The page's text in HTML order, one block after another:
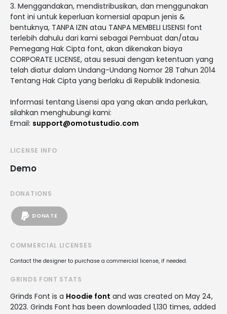
3. Menggandakan, mendistribusikan, dan menggunakan
font ini untuk keperluan komersial apapun jenis &
bentuknya, TANPA IZIN atau TANPA MEMBELI LISENSI font
terlebih dahulu dari kami sebagai Pembuat dan/atau
Pemegang Hak Cipta font, akan dikenakan biaya
CORPORATE LICENSE, atau sesuai dengan ketentuan yang
telah diatur dalam Undang-Undang Nomor 28 Tahun 2014
Tentang Hak Cipta yang berlaku di Republik Indonesia.
Informasi tentang Lisensi apa yang akan anda perlukan,
silahkan menghubungi kami:
Email: support@omotustudio.com
LICENSE INFO
Demo
DONATIONS
DONATE
COMMERCIAL LICENSES
Contact the designer to purchase a commercial license, if needed.
GRINDS FONT STATS
Grinds Font is a Hoodie font and was created on May 24,
2023. Grinds Font has been downloaded 1,130 times, added